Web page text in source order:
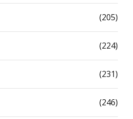
(205)
(224)
(231)
(246)